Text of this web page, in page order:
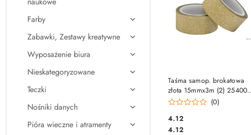
Farby
Zabawki, Zestawy kreatywne
Wyposażenie biura
Nieskategoryzowane
Teczki
Nośniki danych
Pióra wieczne i atramenty
Taśma samop. brokatowa
złota 15mmx3m (2) 254000
GALERIA PAPIERU
(0)
Cena:
4.12
Cena:
4.12
DO KOSZYKA